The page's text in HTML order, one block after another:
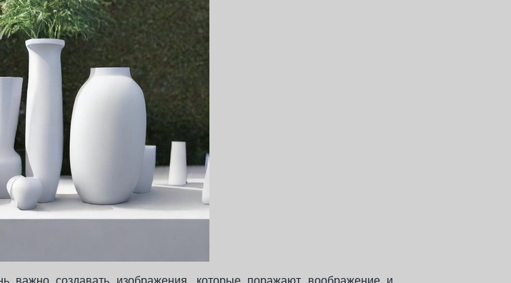
важно создавать изображения, которые поражают воображение и